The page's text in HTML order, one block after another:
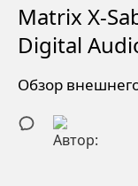
Matrix X-
Digital
Обзор